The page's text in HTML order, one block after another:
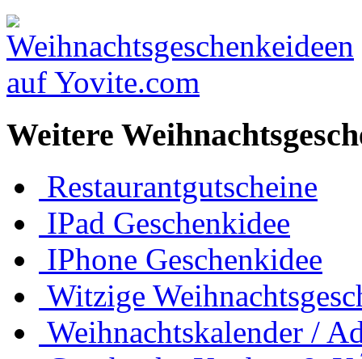
Weitere
Restaurantgutscheine
IPad Geschenkidee
IPhone Geschenkidee
Witzige
Weihnachtskalender /